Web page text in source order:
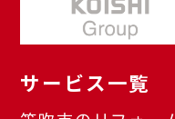
サービス一覧